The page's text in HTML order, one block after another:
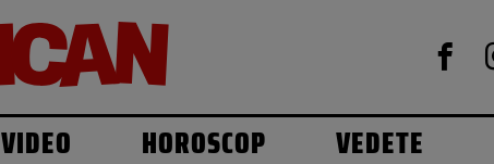
VIDEO HOROSCOP VEDETE